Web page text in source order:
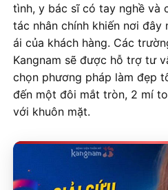
tình, y bác sĩ có tay nghề và
tác nhân chính khiến nơi đây
ái của khách hàng. Các
Kangnam sẽ được hỗ trợ tư
chọn phương pháp làm đẹp
đến một đôi mắt tròn, 2 mí
với khuôn mặt.